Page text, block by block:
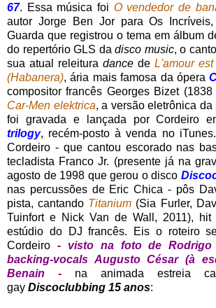
67. Essa música foi O vendedor de
autor Jorge Ben Jor para Os
Guarda que registrou o tema em álbum
do repertório GLS dadisco music, o
sua atual releitura dance de L'amour
(Habanera), ária mais famosa da ópera
compositor francês Georges Bizet
Car-Men elektrica, a versão eletrônica
foi gravada e lançada por Cordeiro
trilogy, recém-posto à venda no
Cordeiro - que cantou escorado nas
tecladista Franco Jr. (presente já na
agosto de 1998 que gerou o disco
nas percussões de Eric Chica - pôs
pista, cantando Titanium (Sia Furler,
Tuinfort e Nick Van de Wall, 2011),
estúdio do DJ francês. Eis o roteiro
Cordeiro - visto na foto de Rodrigo
backing-vocals Augusto César (à
Benain - na animada estreia
gay Discoclubbing 15 anos: